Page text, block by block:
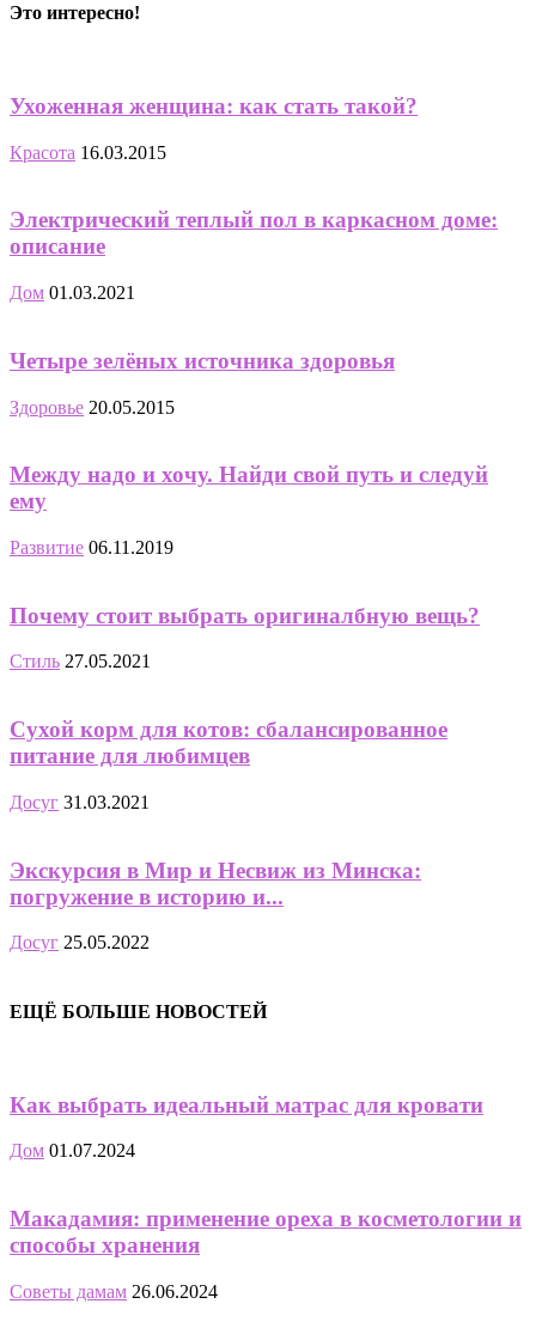
Это интересно!
Ухоженная женщина: как стать такой?
Красота 16.03.2015
Электрический теплый пол в каркасном доме:
описание
Дом 01.03.2021
Четыре зелёных источника здоровья
Здоровье 20.05.2015
Между надо и хочу. Найди свой путь и следуй
ему
Развитие 06.11.2019
Почему стоит выбрать оригиналбную вещь?
Стиль 27.05.2021
Сухой корм для котов: сбалансированное
питание для любимцев
Досуг 31.03.2021
Экскурсия в Мир и Несвиж из Минска:
погружение в историю и...
Досуг 25.05.2022
ЕЩЁ БОЛЬШЕ НОВОСТЕЙ
Как выбрать идеальный матрас для кровати
Дом 01.07.2024
Макадамия: применение ореха в косметологии и
способы хранения
Советы дамам 26.06.2024